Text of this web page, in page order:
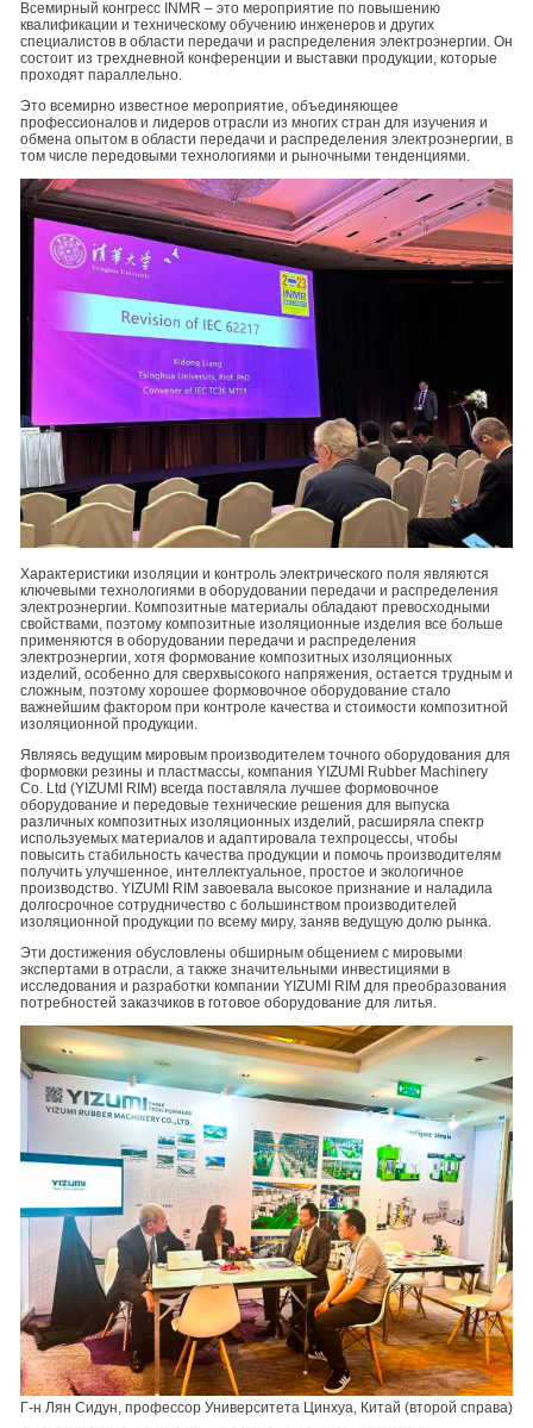
Всемирный конгресс INMR – это мероприятие по повышению
квалификации и техническому обучению инженеров и других
специалистов в области передачи и распределения электроэнергии. Он
состоит из трехдневной конференции и выставки продукции, которые
проходят параллельно.
Это всемирно известное мероприятие, объединяющее
профессионалов и лидеров отрасли из многих стран для изучения и
обмена опытом в области передачи и распределения электроэнергии, в
том числе передовыми технологиями и рыночными тенденциями.
Характеристики изоляции и контроль электрического поля являются
ключевыми технологиями в оборудовании передачи и распределения
электроэнергии. Композитные материалы обладают превосходными
свойствами, поэтому композитные изоляционные изделия все больше
применяются в оборудовании передачи и распределения
электроэнергии, хотя формование композитных изоляционных
изделий, особенно для сверхвысокого напряжения, остается трудным и
сложным, поэтому хорошее формовочное оборудование стало
важнейшим фактором при контроле качества и стоимости композитной
изоляционной продукции.
Являясь ведущим мировым производителем точного оборудования для
формовки резины и пластмассы, компания YIZUMI Rubber Machinery
Co. Ltd (YIZUMI RIM) всегда поставляла лучшее формовочное
оборудование и передовые технические решения для выпуска
различных композитных изоляционных изделий, расширяла спектр
используемых материалов и адаптировала техпроцессы, чтобы
повысить стабильность качества продукции и помочь производителям
получить улучшенное, интеллектуальное, простое и экологичное
производство. YIZUMI RIM завоевала высокое признание и наладила
долгосрочное сотрудничество с большинством производителей
изоляционной продукции по всему миру, заняв ведущую долю рынка.
Эти достижения обусловлены обширным общением с мировыми
экспертами в отрасли, а также значительными инвестициями в
исследования и разработки компании YIZUMI RIM для преобразования
потребностей заказчиков в готовое оборудование для литья.
Г-н Лян Сидун, профессор Университета Цинхуа, Китай (второй справа)